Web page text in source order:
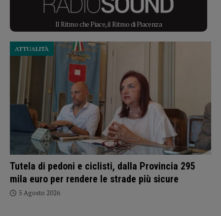
Il Ritmo che Piace, il Ritmo di Piacenza
Tutela di pedoni e ciclisti, dalla Provincia 295
mila euro per rendere le strade più sicure
ATTUALITÀ
5 Agosto 2026